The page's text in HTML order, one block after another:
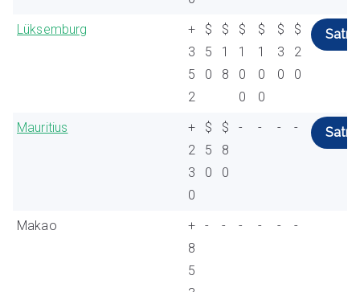
Lüksemburg
+
3
5
2
$
5
0
$
1
8
$
1
0
0
$
1
0
0
$
3
0
$
2
0
Satın
Mauritius
+
2
3
0
$
5
0
$
8
0
- - - - Satın
Makao
+
8
5
- - - - - -